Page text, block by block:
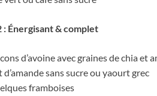
: Énergisant & complet
d’avoine avec graines de chia et
d’amande sans sucre ou yaourt grec
framboises